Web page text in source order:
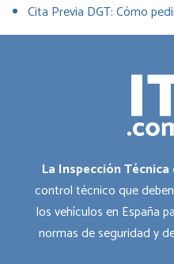
Cita Previa DGT: Cómo
La Inspección
control técnico que
los vehículos en España
normas de seguridad y